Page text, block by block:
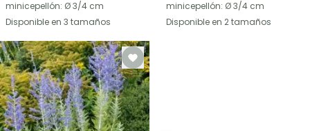
minicepellón: Ø 3/4 cm
Disponible en 3 tamaños
minicepellón: Ø 3/4 cm
Disponible en 2 tamaños